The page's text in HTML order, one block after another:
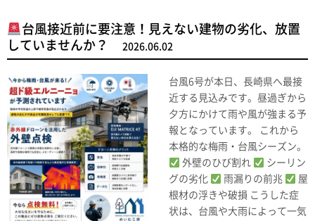
台風接近前に要注意！見えない建物の劣化、放置
していませんか？
2026.06.02
台風6号が本日、長崎県へ最接
近する見込みです。昼過ぎから
夕方にかけて雨や風が強まる予
報となっています。 これから
本格的な梅雨・台風シーズン。
外壁のひび割れ
シーリン
グの劣化
雨漏りの前兆
屋
根材の浮きや破損 こうした症
状は、台風や大雨によって一気